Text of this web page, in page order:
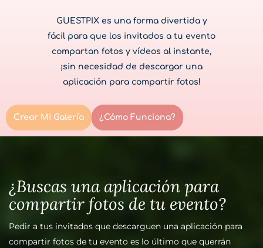
GUESTPIX es una forma divertida y
fácil para que los invitados a tu evento
compartan fotos y vídeos al instante,
¡sin necesidad de descargar una
aplicación para compartir fotos!
Crear Mi Galería ¿Cómo Funciona?
¿Buscas una aplicación para
compartir fotos de tu evento?
Pedir a tus invitados que descarguen una aplicación para
compartir fotos de tu evento es lo último que querrán